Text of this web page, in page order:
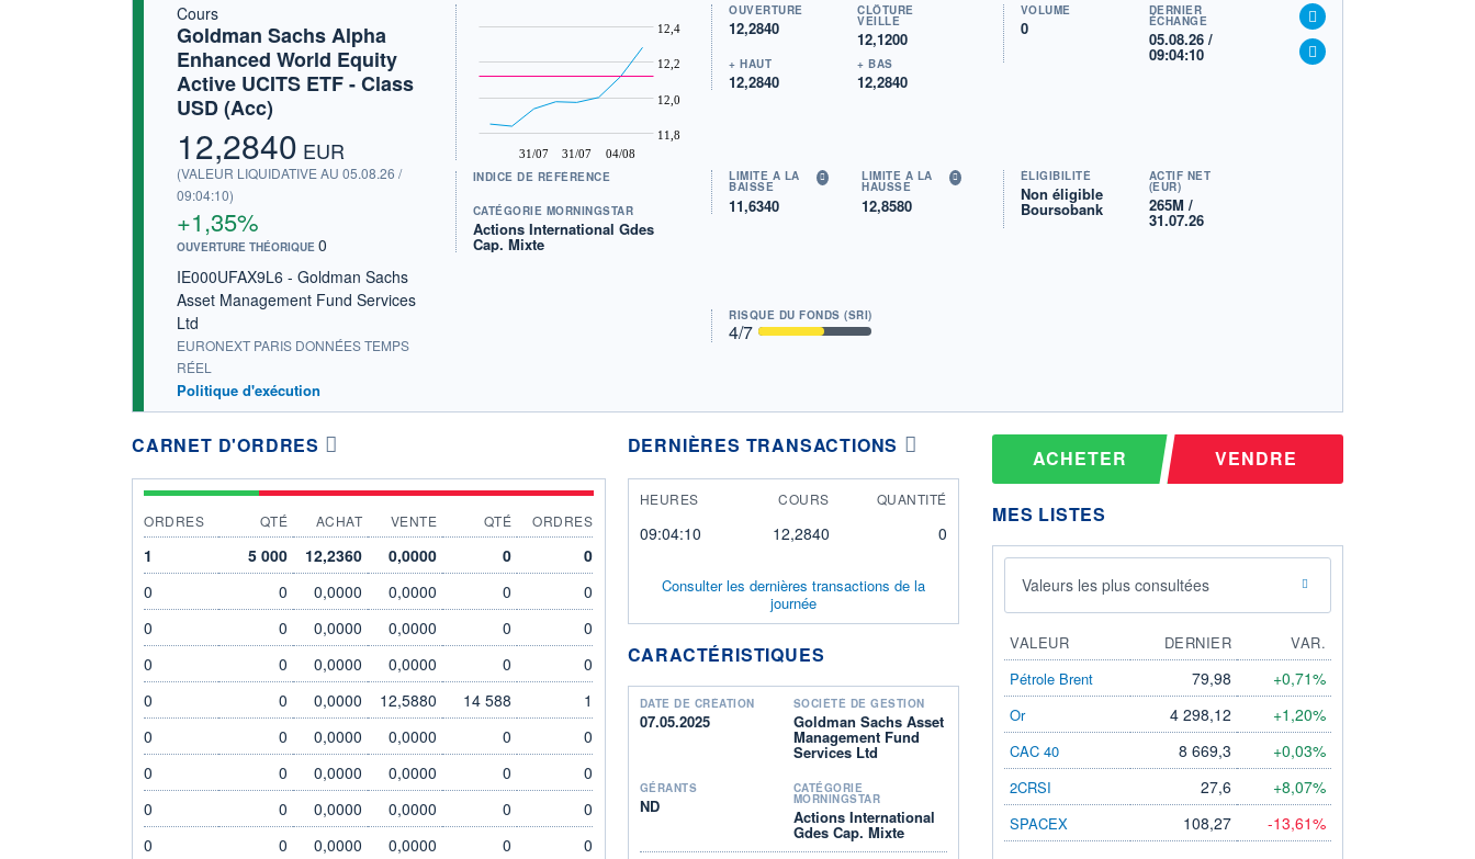
Cours
Goldman Sachs Alpha
Enhanced World Equity
Active UCITS ETF - Class
USD (Acc)
12,2840 EUR
(VALEUR LIQUIDATIVE AU 05.08.26 /
09:04:10)
+1,35%
OUVERTURE THÉORIQUE 0
IE000UFAX9L6 - Goldman Sachs
Asset Management Fund Services
Ltd
EURONEXT PARIS DONNÉES TEMPS
RÉEL
Politique d'exécution
31/07 31/07 04/08
11,8
12,0
12,2
12,4
INDICE DE RÉFÉRENCE
CATÉGORIE MORNINGSTAR
Actions International Gdes
Cap. Mixte
OUVERTURE
12,2840
CLÔTURE
VEILLE
12,1200
+ HAUT
12,2840
+ BAS
12,2840
VOLUME
0
DERNIER
ÉCHANGE
05.08.26 /
09:04:10
LIMITE À LA
BAISSE
11,6340
LIMITE À LA
HAUSSE
12,8580
ÉLIGIBILITÉ
Non éligible
Boursobank
ACTIF NET
(EUR)
265M /
31.07.26
RISQUE DU FONDS (SRI)
4/7
CARNET D'ORDRES
ORDRES QTÉ ACHAT VENTE QTÉ ORDRES
1 5 000 12,2360 0,0000 0
0
0
0 0,0000 0,0000 0
0
0
0 0,0000 0,0000 0
0
0
0 0,0000 0,0000 0
0
0
0 0,0000 12,5880 14 588
1
0
0 0,0000 0,0000 0
0
0
0 0,0000 0,0000 0
0
0
0 0,0000 0,0000 0
0
0
0 0,0000 0,0000 0
0
DERNIÈRES TRANSACTIONS
HEURES COURS QUANTITÉ
09:04:10 12,2840 0
Consulter les dernières transactions de la
journée
CARACTÉRISTIQUES
DATE DE CRÉATION
07.05.2025
SOCIÉTÉ DE GESTION
Goldman Sachs Asset
Management Fund
Services Ltd
GÉRANTS
ND
CATÉGORIE
MORNINGSTAR
Actions International
Gdes Cap. Mixte
ACHETER VENDRE
MES LISTES
Valeurs les plus consultées
VALEUR DERNIER
VAR.
Pétrole Brent
79,98 +0,71%
Or 4 298,12 +1,20%
CAC 40 8 669,3 +0,03%
2CRSI 27,6 +8,07%
SPACEX 108,27 -13,61%